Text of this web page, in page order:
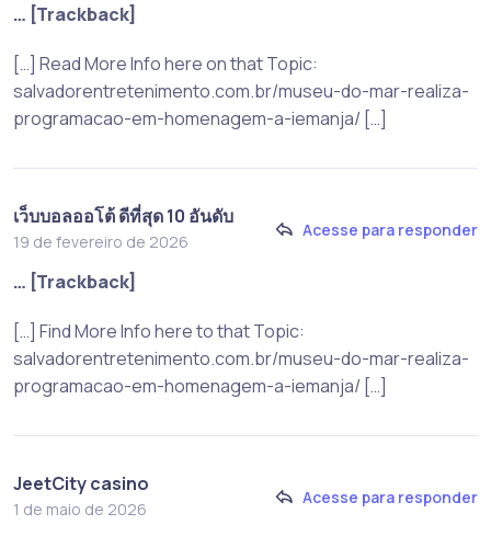
… [Trackback]
[…] Read More Info here on that Topic:
salvadorentretenimento.com.br/museu-do-mar-realiza-
programacao-em-homenagem-a-iemanja/ […]
เว็บบอลออโต้ ดีที่สุด 10 อันดับ
19 de fevereiro de 2026
Acesse para responder
… [Trackback]
[…] Find More Info here to that Topic:
salvadorentretenimento.com.br/museu-do-mar-realiza-
programacao-em-homenagem-a-iemanja/ […]
JeetCity casino
1 de maio de 2026
Acesse para responder